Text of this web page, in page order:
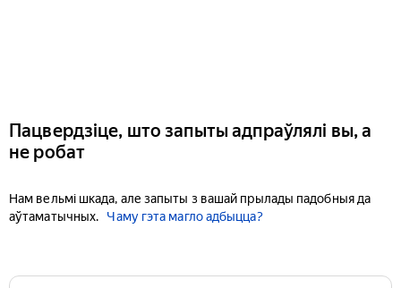
Пацвердзіце, што запыты адпраўлялі вы, а
не робат
Нам вельмі шкада, але запыты з вашай прылады падобныя да
аўтаматычных.
Чаму гэта магло адбыцца?